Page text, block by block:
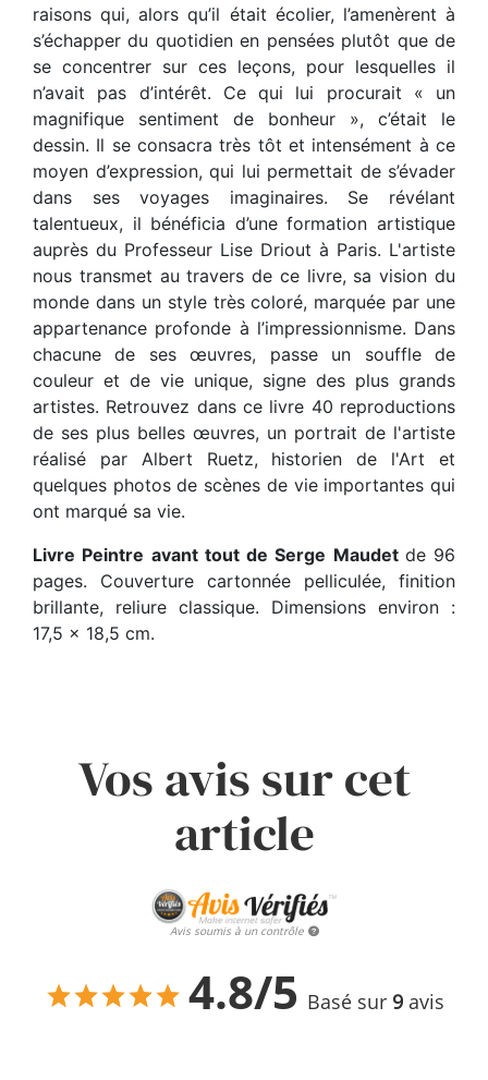
raisons qui, alors qu’il était écolier, l’amenèrent à
s’échapper du quotidien en pensées plutôt que de
se concentrer sur ces leçons, pour lesquelles il
n’avait pas d’intérêt. Ce qui lui procurait « un
magnifique sentiment de bonheur », c’était le
dessin. Il se consacra très tôt et intensément à ce
moyen d’expression, qui lui permettait de s’évader
dans ses voyages imaginaires. Se révélant
talentueux, il bénéficia d’une formation artistique
auprès du Professeur Lise Driout à Paris. L'artiste
nous transmet au travers de ce livre, sa vision du
monde dans un style très coloré, marquée par une
appartenance profonde à l’impressionnisme. Dans
chacune de ses œuvres, passe un souffle de
couleur et de vie unique, signe des plus grands
artistes. Retrouvez dans ce livre 40 reproductions
de ses plus belles œuvres, un portrait de l'artiste
réalisé par Albert Ruetz, historien de l'Art et
quelques photos de scènes de vie importantes qui
ont marqué sa vie.
Livre Peintre avant tout de Serge Maudet de 96
pages. Couverture cartonnée pelliculée, finition
brillante, reliure classique. Dimensions environ :
17,5 x 18,5 cm.
Vos avis sur cet
article
Avis soumis à un contrôle
4.8/5 Basé sur 9 avis